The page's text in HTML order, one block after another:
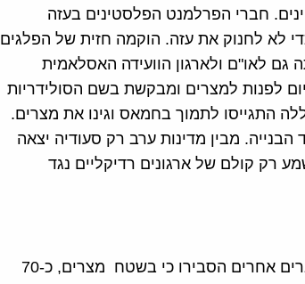
חברי הפרלמנט הפלסטינים בעזה
לא לחנוק את עזה. הוקמה חזית של הפלגים
גם לאו"ם ולארגון הוועידה האסלאמית
לפנות למצרים ומבקשת בשם הסולידריות
התגייסו לתמוך בחמאס וגינו את מצרים.
הבנייה. מבין מדינות ערב רק סעודיה יצאה
רק קולם של ארגונים רדיקליים נגד
לא נרתעה. שר החוץ אחמד אבו אלע'ייט ודוברים אחרים הסבירו כי בשטח מצרים, כ-70